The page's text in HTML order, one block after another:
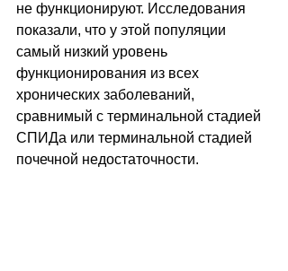
не функционируют. Исследования
показали, что у этой популяции
самый низкий уровень
функционирования из всех
хронических заболеваний,
сравнимый с терминальной стадией
СПИДа или терминальной стадией
почечной недостаточности.